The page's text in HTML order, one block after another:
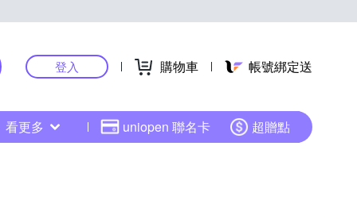
登入 購物車 帳號綁定送
看更多 uniopen 聯名卡 超贈點